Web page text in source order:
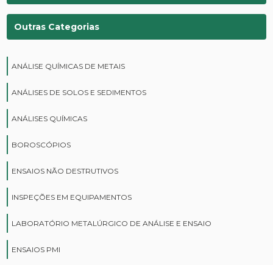
Outras Categorias
ANÁLISE QUÍMICAS DE METAIS
ANÁLISES DE SOLOS E SEDIMENTOS
ANÁLISES QUÍMICAS
BOROSCÓPIOS
ENSAIOS NÃO DESTRUTIVOS
INSPEÇÕES EM EQUIPAMENTOS
LABORATÓRIO METALÚRGICO DE ANÁLISE E ENSAIO
ENSAIOS PMI